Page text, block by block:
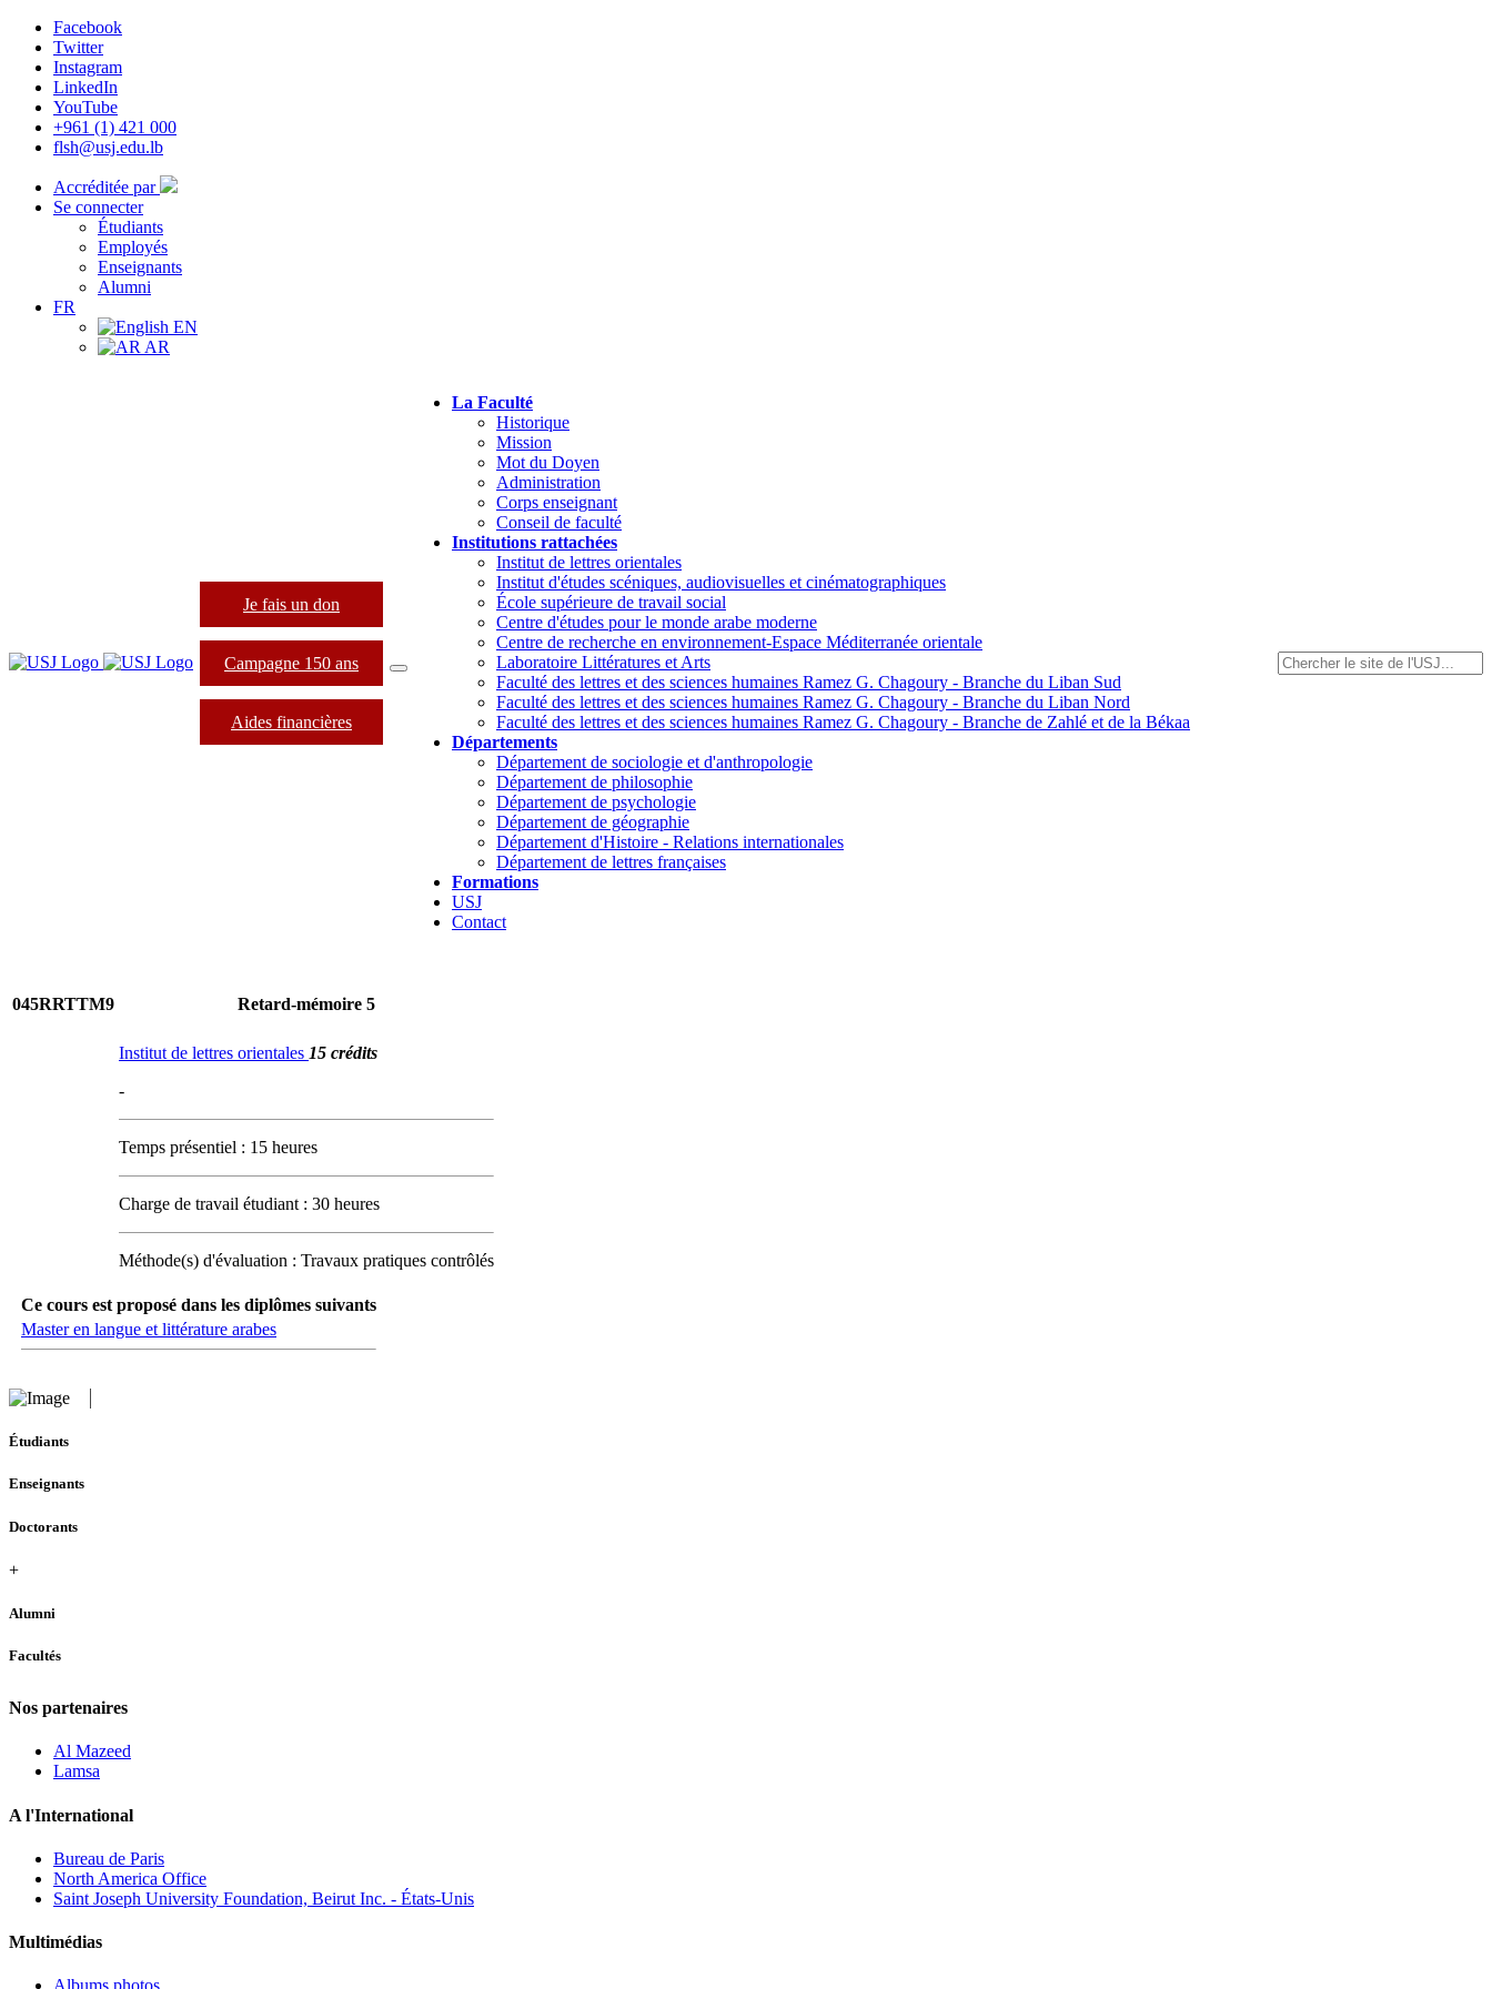
Facebook
Twitter
Instagram
LinkedIn
YouTube
+961 (1) 421 000
flsh@usj.edu.lb
Accréditée par
Se connecter
Étudiants
Employés
Enseignants
Alumni
FR
EN
AR
Je fais un don
Campagne 150 ans
Aides financières
La Faculté
Historique
Mission
Mot du Doyen
Administration
Corps enseignant
Conseil de faculté
Institutions rattachées
Institut de lettres orientales
Institut d'études scéniques, audiovisuelles et cinématographiques
École supérieure de travail social
Centre d'études pour le monde arabe moderne
Centre de recherche en environnement-Espace Méditerranée orientale
Laboratoire Littératures et Arts
Faculté des lettres et des sciences humaines Ramez G. Chagoury - Branche du Liban Sud
Faculté des lettres et des sciences humaines Ramez G. Chagoury - Branche du Liban Nord
Faculté des lettres et des sciences humaines Ramez G. Chagoury - Branche de Zahlé et de la Békaa
Départements
Département de sociologie et d'anthropologie
Département de philosophie
Département de psychologie
Département de géographie
Département d'Histoire - Relations internationales
Département de lettres françaises
Formations
USJ
Contact
045RRTTM9 Retard-mémoire 5
Institut de lettres orientales 15 crédits
-
Temps présentiel : 15 heures
Charge de travail étudiant : 30 heures
Méthode(s) d'évaluation : Travaux pratiques contrôlés
Ce cours est proposé dans les diplômes suivants
Master en langue et littérature arabes
Étudiants
Enseignants
Doctorants
+
Alumni
Facultés
Nos partenaires
Al Mazeed
Lamsa
A l'International
Bureau de Paris
North America Office
Saint Joseph University Foundation, Beirut Inc. - États-Unis
Multimédias